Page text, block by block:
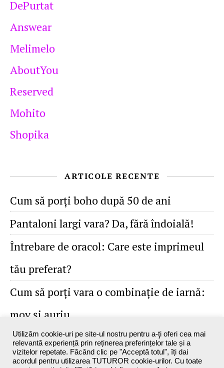
DePurtat
Answear
Melimelo
AboutYou
Reserved
Mohito
Shopika
ARTICOLE RECENTE
Cum să porţi boho după 50 de ani
Pantaloni largi vara? Da, fără îndoială!
Întrebare de oracol: Care este imprimeul
tău preferat?
Cum să porţi vara o combinaţie de iarnă:
mov şi auriu
Utilizăm cookie-uri pe site-ul nostru pentru a-ţi oferi cea mai
relevantă experiență prin reținerea preferințelor tale și a
vizitelor repetate. Făcând clic pe "Acceptă totul", îți dai
acordul pentru utilizarea TUTUROR cookie-urilor. Cu toate